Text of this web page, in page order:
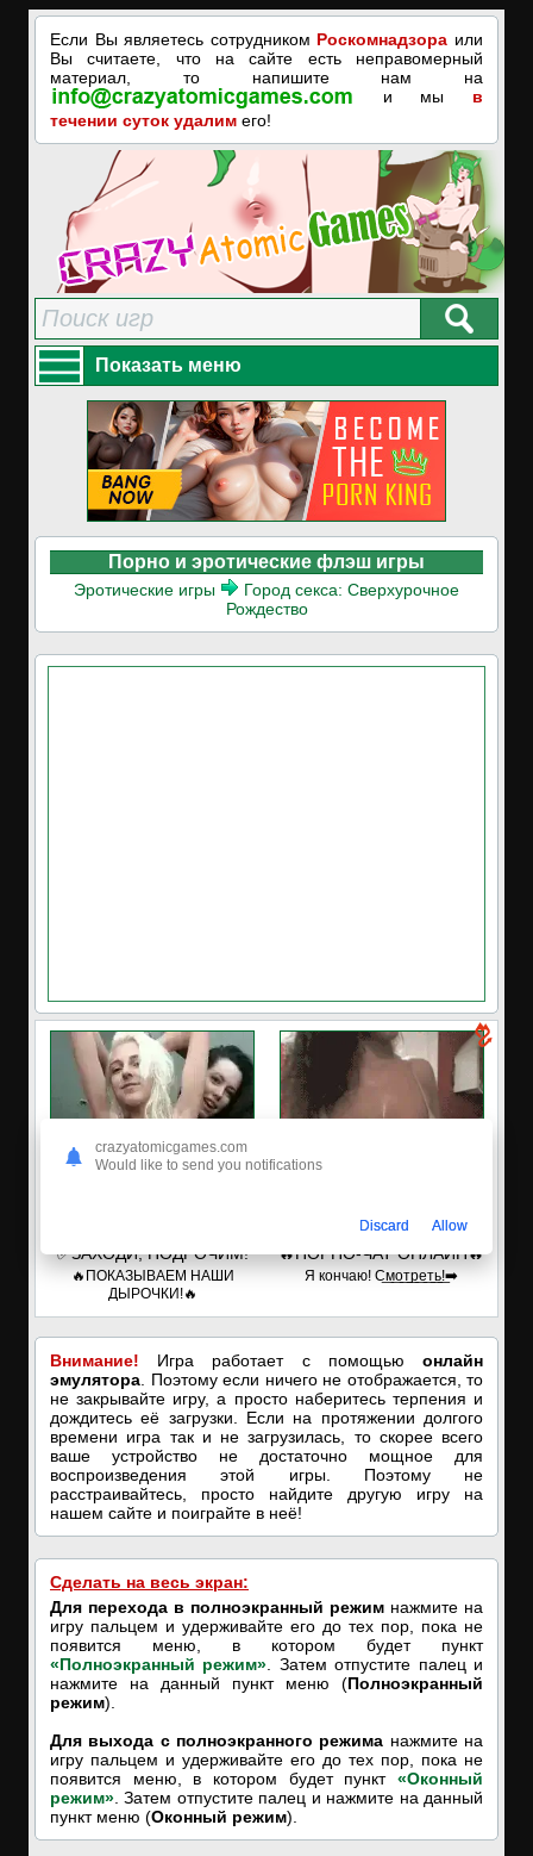
Если Вы являетесь сотрудником Роскомнадзора или
Вы считаете, что на сайте есть неправомерный
материал, то напишите нам на
и мы в
течении суток удалим его!
Показать меню
Порно и эротические флэш игры
Эротические игры
Город секса: Сверхурочное
Рождество
✅ЗАХОДИ, ПОДРОЧИМ!
🔥ПОКАЗЫВАЕМ НАШИ
ДЫРОЧКИ!🔥
🔥ПОРНО-ЧАТ ОНЛАЙН🔥
Я кончаю! С͟м͟о͟т͟р͟е͟т͟ь͟!➡️
Внимание! Игра работает с помощью онлайн
эмулятора . Поэтому если ничего не отображается, то
не закрывайте игру, а просто наберитесь терпения и
дождитесь её загрузки. Если на протяжении долгого
времени игра так и не загрузилась, то скорее всего
ваше устройство не достаточно мощное для
воспроизведения этой игры. Поэтому не
расстраивайтесь, просто найдите другую игру на
нашем сайте и поиграйте в неё!
Сделать на весь экран:
Для перехода в полноэкранный режим нажмите на
игру пальцем и удерживайте его до тех пор, пока не
появится меню, в котором будет пункт
«Полноэкранный режим» . Затем отпустите палец и
нажмите на данный пункт меню (Полноэкранный
режим).
Для выхода с полноэкранного режима нажмите на
игру пальцем и удерживайте его до тех пор, пока не
появится меню, в котором будет пункт «Оконный
режим» . Затем отпустите палец и нажмите на данный
пункт меню (Оконный режим).
crazyatomicgames.com
Would like to send you notifications
Discard Allow